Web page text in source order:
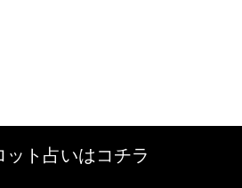
ット占いはコチラ
ット占いはコチラ